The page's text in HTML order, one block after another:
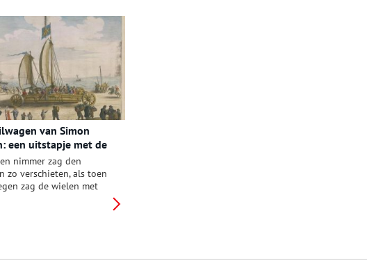
van Simon
een uitstapje met de
nimmer zag den
zo verschieten, als toen
zag de wielen met